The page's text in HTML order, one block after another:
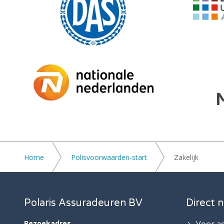
Home Polisvoorwaarden-start Zakelijk
Polaris Assuradeuren BV Direct